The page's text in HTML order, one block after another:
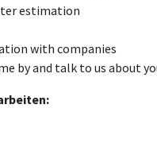
estimation
with companies
by and talk to us about